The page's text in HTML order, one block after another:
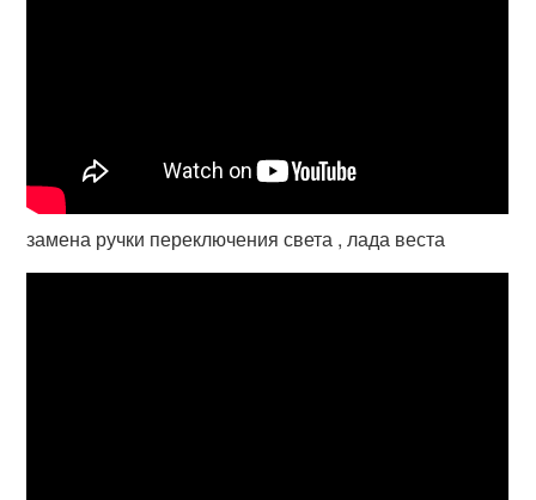
замена ручки переключения света , лада веста